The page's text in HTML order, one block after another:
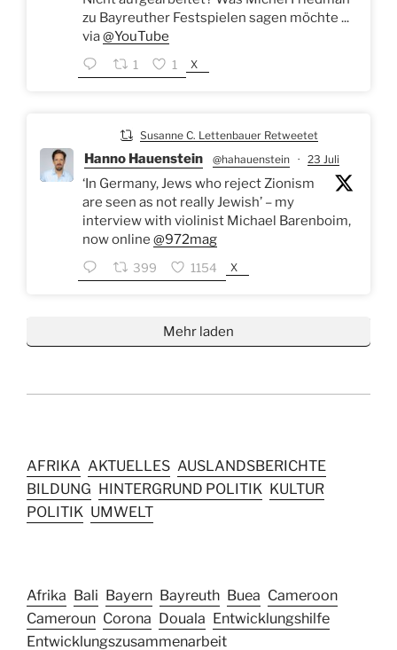
zu Bayreuther Festspielen sagen möchte ...
via@YouTube
1 1 X
Susanne C. Lettenbauer Retweetet
Hanno Hauenstein @hahauenstein · 23 Juli
‘In Germany, Jews who reject Zionism
are seen as not really Jewish’ – my
interview with violinist Michael Barenboim,
now online @972mag
399 1154 X
Mehr laden
AFRIKA AKTUELLES AUSLANDSBERICHTE
BILDUNG HINTERGRUND POLITIK KULTUR
POLITIK UMWELT
Afrika Bali Bayern Bayreuth Buea Cameroon
Cameroun Corona Douala Entwicklungshilfe
Entwicklungszusammenarbeit